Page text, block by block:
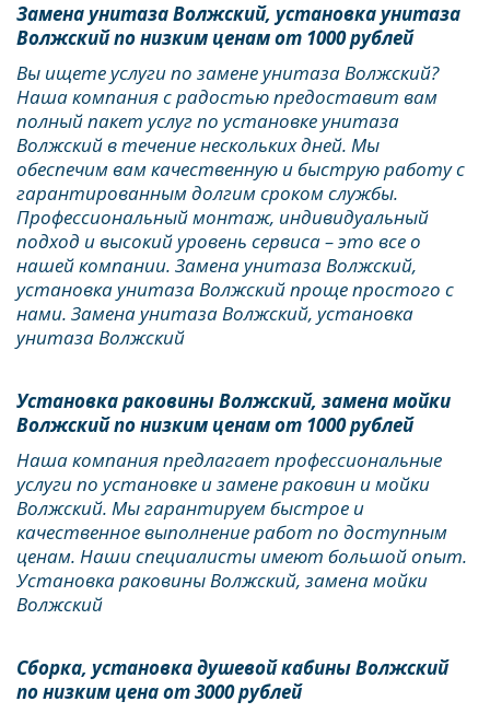
Замена унитаза Волжский, установка унитаза
Волжский по низким ценам от 1000 рублей
Вы ищете услуги по замене унитаза Волжский?
Наша компания с радостью предоставит вам
полный пакет услуг по установке унитаза
Волжский в течение нескольких дней. Мы
обеспечим вам качественную и быструю работу с
гарантированным долгим сроком службы.
Профессиональный монтаж, индивидуальный
подход и высокий уровень сервиса – это все о
нашей компании. Замена унитаза Волжский,
установка унитаза Волжский проще простого с
нами. Замена унитаза Волжский, установка
унитаза Волжский
Установка раковины Волжский, замена мойки
Волжский по низким ценам от 1000 рублей
Наша компания предлагает профессиональные
услуги по установке и замене раковин и мойки
Волжский. Мы гарантируем быстрое и
качественное выполнение работ по доступным
ценам. Наши специалисты имеют большой опыт.
Установка раковины Волжский, замена мойки
Волжский
Сборка, установка душевой кабины Волжский
по низким цена от 3000 рублей